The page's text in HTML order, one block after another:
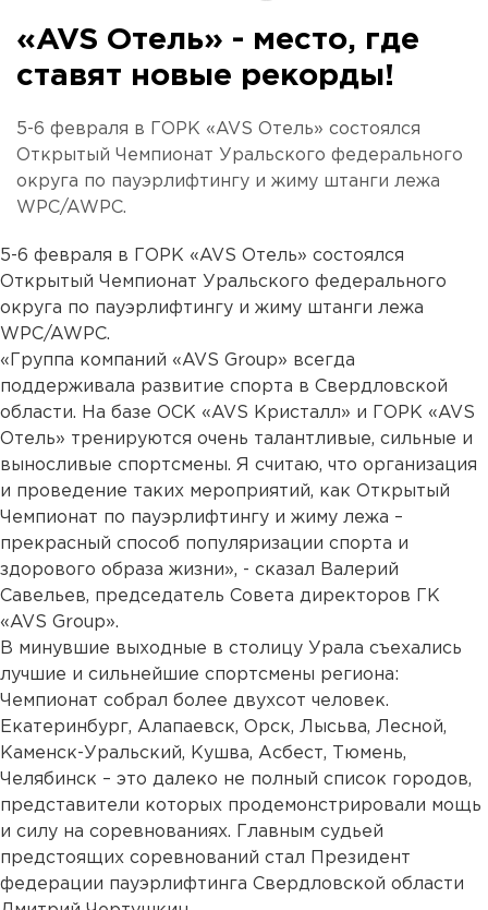
«AVS Отель» - место, где
ставят новые рекорды!
5-6 февраля в ГОРК «AVS Отель» состоялся
Открытый Чемпионат Уральского федерального
округа по пауэрлифтингу и жиму штанги лежа
WPC/AWPC.
5-6 февраля в ГОРК «AVS Отель» состоялся
Открытый Чемпионат Уральского федерального
округа по пауэрлифтингу и жиму штанги лежа
WPC/AWPC.
«Группа компаний «AVS Group» всегда
поддерживала развитие спорта в Свердловской
области. На базе ОСК «AVS Кристалл» и ГОРК «AVS
Отель» тренируются очень талантливые, сильные и
выносливые спортсмены. Я считаю, что организация
и проведение таких мероприятий, как Открытый
Чемпионат по пауэрлифтингу и жиму лежа –
прекрасный способ популяризации спорта и
здорового образа жизни», - сказал Валерий
Савельев, председатель Совета директоров ГК
«AVS Group».
В минувшие выходные в столицу Урала съехались
лучшие и сильнейшие спортсмены региона:
Чемпионат собрал более двухсот человек.
Екатеринбург, Алапаевск, Орск, Лысьва, Лесной,
Каменск-Уральский, Кушва, Асбест, Тюмень,
Челябинск – это далеко не полный список городов,
представители которых продемонстрировали мощь
и силу на соревнованиях. Главным судьей
предстоящих соревнований стал Президент
федерации пауэрлифтинга Свердловской области